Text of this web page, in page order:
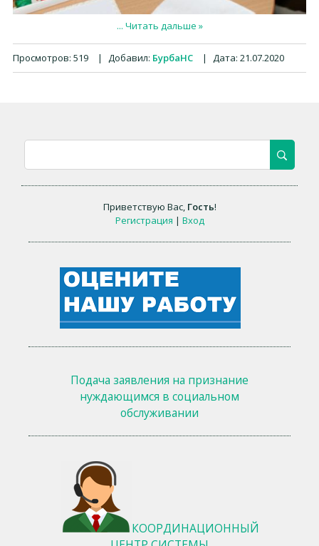
... Читать дальше »
Просмотров: 519 | Добавил: БурбаНС | Дата: 21.07.2020
Приветствую Вас, Гость!
Регистрация | Вход
Подача заявления на признание
нуждающимся в социальном
обслуживании
КООРДИНАЦИОННЫЙ